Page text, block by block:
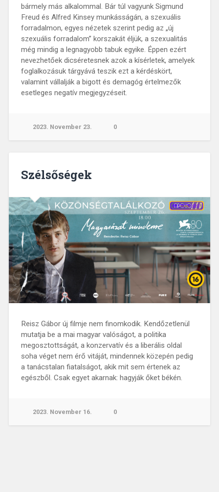
bármely más alkalommal. Bár túl vagyunk Sigmund
Freud és Alfred Kinsey munkásságán, a szexuális
forradalmon, egyes nézetek szerint pedig az „új
szexuális forradalom” korszakát éljük, a szexualitás
még mindig a legnagyobb tabuk egyike. Éppen ezért
nevezhetőek dicséretesnek azok a kísérletek, amelyek
foglalkozásuk tárgyává teszik ezt a kérdéskört,
valamint vállalják a bigott és demagóg értelmezők
esetleges negatív megjegyzéseit.
2023. November 23. 0
Szélsőségek
Reisz Gábor új filmje nem finomkodik. Kendőzetlenül
mutatja be a mai magyar valóságot, a politika
megosztottságát, a konzervatív és a liberális oldal
soha véget nem érő vitáját, mindennek közepén pedig
a tanácstalan fiatalságot, akik mit sem értenek az
egészből. Csak egyet akarnak: hagyják őket békén.
2023. November 16. 0